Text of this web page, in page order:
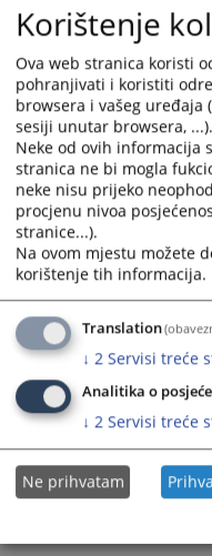
informatizacije
infrastrukture i
prilagođenih
U provođenju procesa
BiH, VSTV se uvijek
procesa, a to su:
pravovremeno i
usluga, i
povećanje
tužiteljstava.
Sve inovacije i
pravosuđa provedene
korisnicima, tj.
Korištenje
Ova web stranica koristi
pohranjivati i koristiti
browsera i vašeg uređaja
sesiji unutar browsera, ...).
Neke od ovih informacija
stranica ne bi mogla
neke nisu prijeko
procjenu nivoa
stranice...).
Na ovom mjestu možete
korištenje tih informacija.
Translation
↓ 2 Servisi treće
Analitika o
↓ 2 Servisi treće
Ne prihvatam